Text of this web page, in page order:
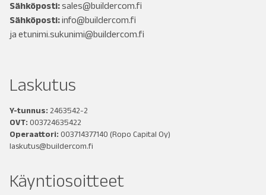
Sähköposti:sales@buildercom.fi
Sähköposti:info@buildercom.fi
ja etunimi.sukunimi@buildercom.fi
Laskutus
Y-tunnus: 2463542-2
OVT: 003724635422
Operaattori: 003714377140 (Ropo Capital Oy)
laskutus@buildercom.fi
Käyntiosoitteet